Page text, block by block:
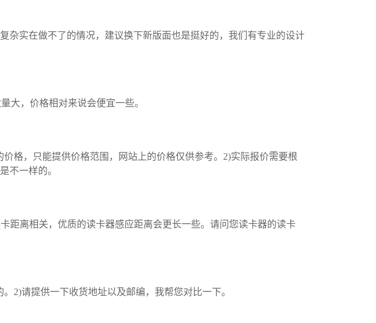
实在做不了的情况，建议换下新版面也是挺好的，我们有专业的设计
大，价格相对来说会便宜一些。
，只能提供价格范围，网站上的价格仅供参考。2)实际报价需要根
不一样的。
离相关，优质的读卡器感应距离会更长一些。请问您读卡器的读卡
请提供一下收货地址以及邮编，我帮您对比一下。